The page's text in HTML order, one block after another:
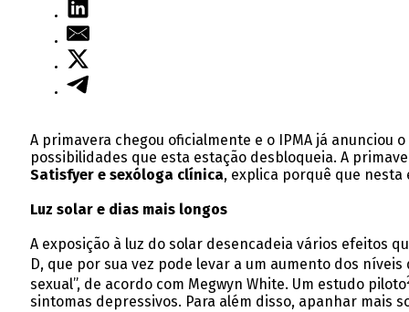
A primavera chegou oficialmente e o IPMA já
possibilidades que esta estação desbloqueia. A
Satisfyer e sexóloga clínica, explica porquê que
Luz solar e dias mais longos
A exposição à luz do solar desencadeia vários efeitos
D, que por sua vez pode levar a um aumento dos
sexual”, de acordo com Megwyn White. Um estudo piloto
sintomas depressivos. Para além disso, apanhar